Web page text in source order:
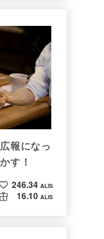
報になっ
す！
246.34 ALIS
16.10 ALIS